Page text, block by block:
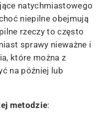
natychmiastowego
niepilne obejmują
rzeczy to często
sprawy nieważne i
które można z
na później lub
metodzie: